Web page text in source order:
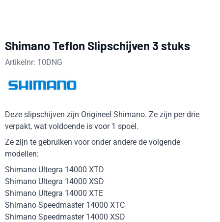
Shimano Teflon Slipschijven 3 stuks
Artikelnr: 10DNG
Deze slipschijven zijn Origineel Shimano. Ze zijn per drie
verpakt, wat voldoende is voor 1 spoel.
Ze zijn te gebruiken voor onder andere de volgende
modellen:
Shimano Ultegra 14000 XTD
Shimano Ultegra 14000 XSD
Shimano Ultegra 14000 XTE
Shimano Speedmaster 14000 XTC
Shimano Speedmaster 14000 XSD